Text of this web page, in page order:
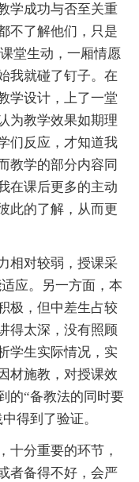
学成功与否至关重
不了解他们，只是
堂生动，一厢情愿
我就碰了钉子。在
学设计，上了一堂
为教学效果如期理
们反应，才知道我
教学的部分内容同
在课后更多的主动
此的了解，从而更
对较弱，授课采
应。另一方面，本
极，但中差生占较
得太深，没有照顾
学生实际情况，实
材施教，对授课效
的“备教法的同时要
得到了验证。
分重要的环节，
者备得不好，会严